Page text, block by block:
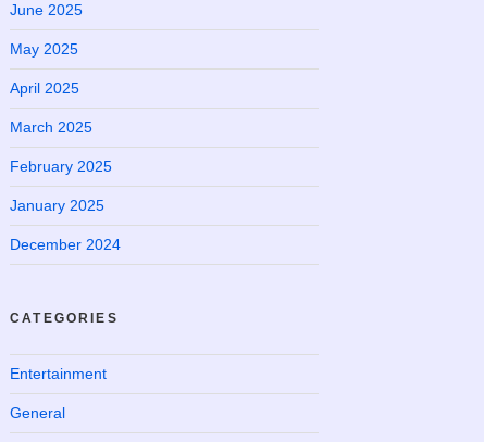
June 2025
May 2025
April 2025
March 2025
February 2025
January 2025
December 2024
CATEGORIES
Entertainment
General